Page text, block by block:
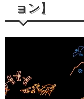
ョン】